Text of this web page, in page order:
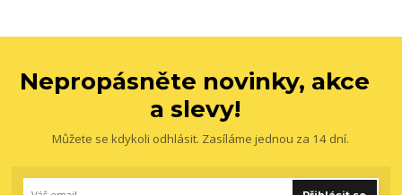
Nepropásněte novinky, akce
a slevy!
Můžete se kdykoli odhlásit. Zasíláme jednou za 14 dní.